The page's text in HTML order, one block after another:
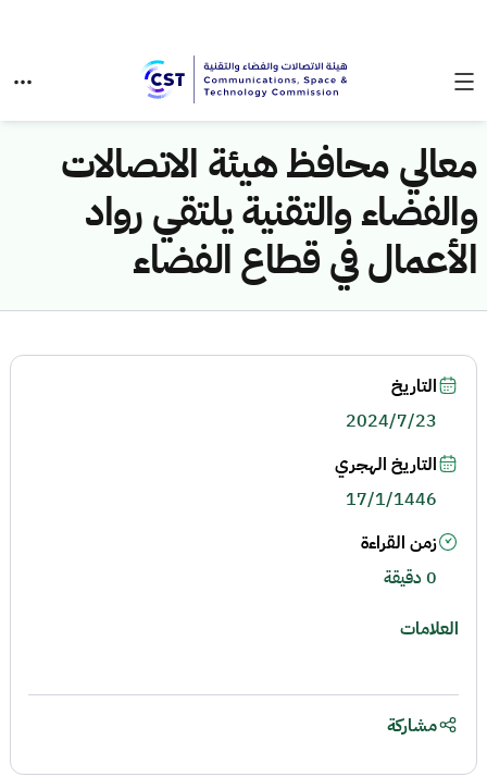
معالي محافظ هيئة الاتصالات
والفضاء والتقنية يلتقي رواد
الأعمال في قطاع الفضاء
التاريخ
2024/7/23
التاريخ الهجري
17/1/1446
زمن القراءة
0 دقيقة
العلامات
مشاركة